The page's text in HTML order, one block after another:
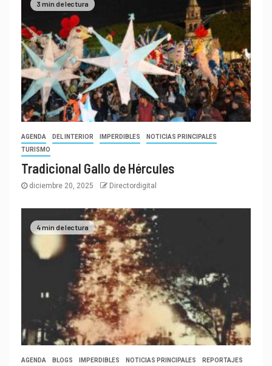
3 min de lectura
AGENDA DEL INTERIOR IMPERDIBLES
NOTICIAS PRINCIPALES
TURISMO
Tradicional Gallo de Hércules
diciembre 20, 2025 Directordigital
4 min de lectura
AGENDA BLOGS IMPERDIBLES NOTICIAS PRINCIPALES REPORTAJES